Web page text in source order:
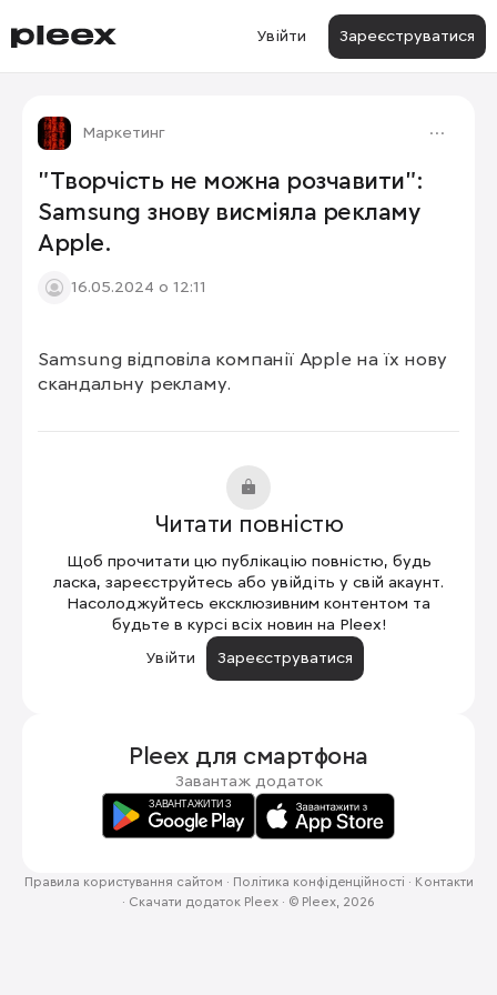
Увійти Зареєструватися
Маркетинг
"Творчість не можна розчавити":
Samsung знову висміяла рекламу
Apple.
16.05.2024 о 12:11
Samsung відповіла компанії Apple на їх нову
скандальну рекламу.
Читати повністю
Щоб прочитати цю публікацію повністю, будь
ласка, зареєструйтесь або увійдіть у свій акаунт.
Насолоджуйтесь ексклюзивним контентом та
будьте в курсі всіх новин на Pleex!
Увійти
Зареєструватися
Pleex для смартфона
Завантаж додаток
Правила користування сайтом · Політика конфіденційності · Контакти
· Скачати додаток Pleex · © Pleex, 2026